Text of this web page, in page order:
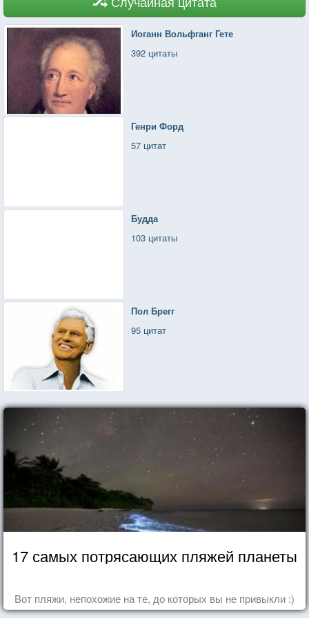
Иоганн Вольфганг Гете
392 цитаты
Генри Форд
57 цитат
Будда
103 цитаты
Пол Брегг
95 цитат
17 самых потрясающих пляжей планеты
Вот пляжи, непохожие на те, до которых вы не привыкли :)